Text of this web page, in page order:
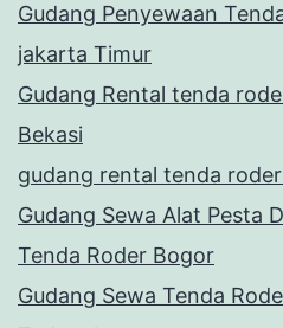
Gudang Penyewaan
jakarta Timur
Gudang Rental tenda
Bekasi
gudang rental tenda
Gudang Sewa Alat Pesta
Tenda Roder Bogor
Gudang Sewa Tenda